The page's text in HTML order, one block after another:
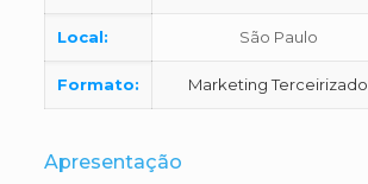
Local: São Paulo
Formato: Marketing Terceirizado
Apresentação